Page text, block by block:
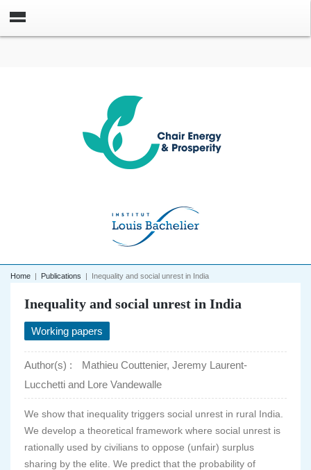
Home | Publications | Inequality and social unrest in India
Inequality and social unrest in India
Working papers
Author(s) :
Mathieu Couttenier, Jeremy Laurent-
Lucchetti and Lore Vandewalle
We show that inequality triggers social unrest in rural India.
We develop a theoretical framework where social unrest is
rationally used by civilians to oppose (unfair) surplus
sharing by the elite. We predict that the probability of